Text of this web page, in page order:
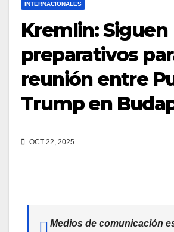
INTERNACIONALES
Kremlin: Siguen
preparativos
reunión entre
Trump en
OCT 22, 2025
Medios de comunicación